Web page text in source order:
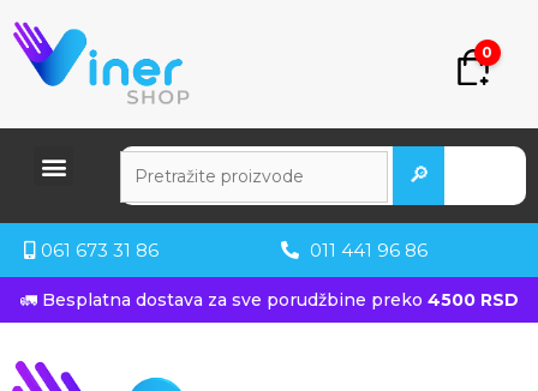
0
🔎
061 673 31 86 011 441 96 86
🚛 Besplatna dostava za sve porudžbine preko 4500 RSD